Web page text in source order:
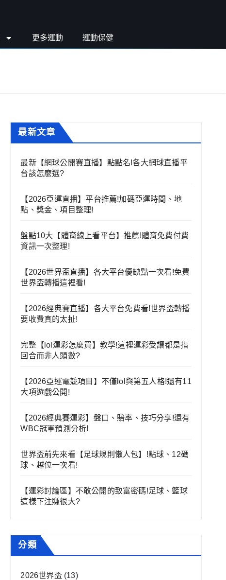
更多運動 運動保健
最新文章
最新【網球公開賽直播】點點名!各大網球直播平
台該怎麼選?
【2026亞運直播】平台推薦!加碼亞運時間、地
點、獎金、項目整理!
盤點10大【體育線上看平台】推薦!體育免費付費
資訊一次整理!
【2026世界盃直播】各大平台優缺點一次看!免費
世界盃轉播這裡看!
【2026經典賽直播】各大平台免費看!世界盃轉播
要收費真的太扯!
完整【lol運彩怎麼買】教學!這裡運彩受讓都是指
回合而非人頭數?
【2026亞運電競項目】不僅lol與第五人格!還有11
大項遊戲公開!
【2026經典賽運彩】盤口、賠率、技巧分享!還有
WBC冠軍預測分析!
世界盃前先來看【足球規則懶人包】!點球、12碼
球、越位一次看!
【運彩討論區】不敢公開的致富密碼!足球、籃球
這樣下注賺很大?
分類
2026世界盃 (13)